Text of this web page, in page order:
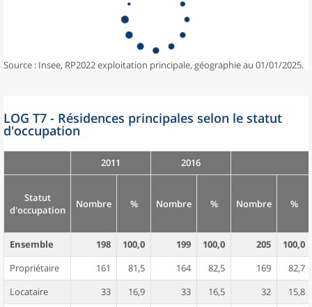
Source : Insee, RP2022 exploitation principale, géographie au 01/01/2025.
LOG T7 - Résidences principales selon le statut
d'occupation
2011 2016
Statut
d'occupation
Nombre % Nombre % Nombre %
Ensemble 198 100,0 199 100,0 205
100,0
Propriétaire
161 81,5 164 82,5 169
82,7
Locataire
33 16,9 33 16,5 32
15,8